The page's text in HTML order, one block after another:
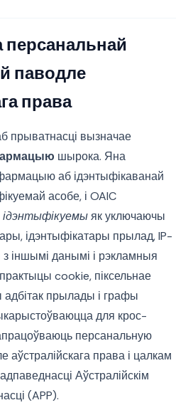
паводле
права
прыватнасці вызначае
шырока. Яна
аб ідэнтыфікаванай
асобе, і OAIC
ідэнтыфікуемыяк уключаючы
ідэнтыфікатары прылад, IP-
іншымі данымі і рэкламныя
cookie, піксельнае
адбітак прылады і графы
для крос-
персанальную
права і цалкам
Аўстралійскім
(APP).